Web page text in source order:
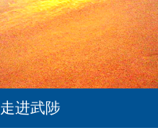
走进武陟